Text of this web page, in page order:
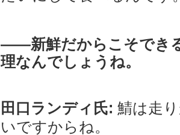
――新鮮だからこそでき
理なんでしょうね。
田口ランディ氏: 鯖は走
いですからね。